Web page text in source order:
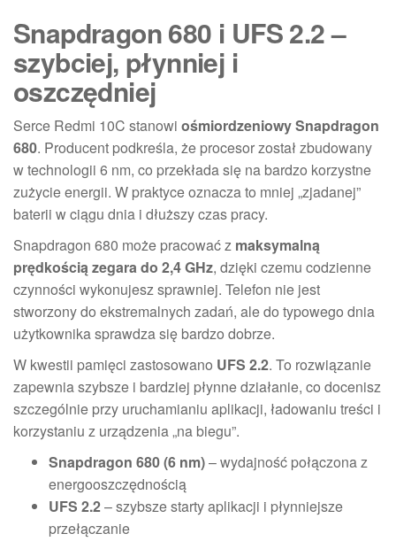
Snapdragon 680 i UFS 2.2 –
szybciej, płynniej i
oszczędniej
Serce Redmi 10C stanowi ośmiordzeniowy Snapdragon
680. Producent podkreśla, że procesor został zbudowany
w technologii 6 nm, co przekłada się na bardzo korzystne
zużycie energii. W praktyce oznacza to mniej „zjadanej”
baterii w ciągu dnia i dłuższy czas pracy.
Snapdragon 680 może pracować z maksymalną
prędkością zegara do 2,4 GHz, dzięki czemu codzienne
czynności wykonujesz sprawniej. Telefon nie jest
stworzony do ekstremalnych zadań, ale do typowego dnia
użytkownika sprawdza się bardzo dobrze.
W kwestii pamięci zastosowano UFS 2.2. To rozwiązanie
zapewnia szybsze i bardziej płynne działanie, co docenisz
szczególnie przy uruchamianiu aplikacji, ładowaniu treści i
korzystaniu z urządzenia „na biegu”.
Snapdragon 680 (6 nm)– wydajność połączona z
energooszczędnością
UFS 2.2– szybsze starty aplikacji i płynniejsze
przełączanie